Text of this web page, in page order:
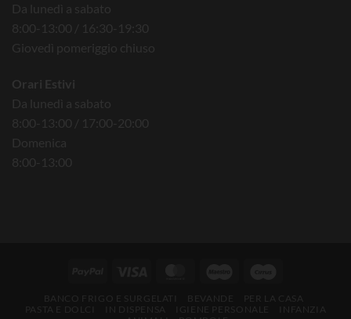
Da lunedì a sabato
8:00-13:00 / 16:30-19:30
Giovedì pomeriggio chiuso
Orari Estivi
Da lunedì a sabato
8:00-13:00 / 17:00-20:00
Domenica
8:00-13:00